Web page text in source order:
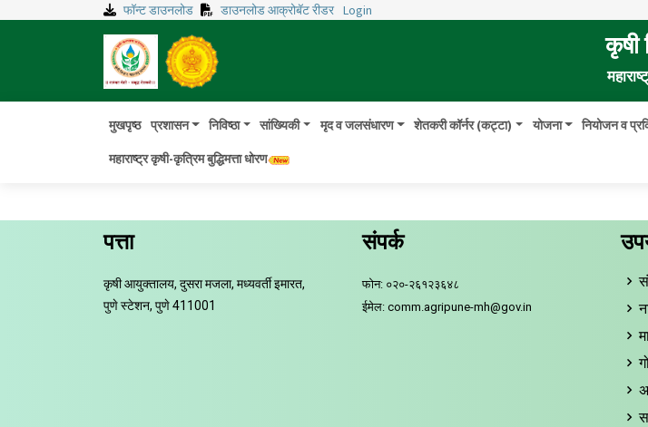
फॉन्ट डाउनलोड डाउनलोड आक्रोबॅट रीडर Login
कृषी
मुखपृष्ठ प्रशासन निविष्ठा सांख्यिकी मृद व जलसंधारण शेतकरी कॉर्नर (कट्टा) योजना नियोजन व
महाराष्ट्र कृषी-कृत्रिम बुद्धिमत्ता धोरण
तुम्ही आता येथे आहात :मुख्य पृष्ठ
छापा
पत्ता
कृषी आयुक्तालय, दुसरा मजला, मध्यवर्ती इमारत,
पुणे स्टेशन, पुणे 411001
संपर्क
फोन: ०२०-२६१२३६४८
ईमेल: comm.agripune-mh@gov.in